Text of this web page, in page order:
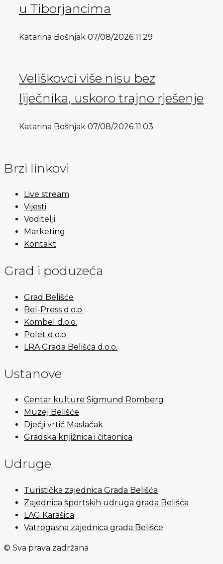
u Tiborjancima
Katarina Bošnjak 07/08/2026 11:29
Veliškovci više nisu bez
liječnika, uskoro trajno rješenje
Katarina Bošnjak 07/08/2026 11:03
Brzi linkovi
Live stream
Vijesti
Voditelji
Marketing
Kontakt
Grad i poduzeća
Grad Belišće
Bel-Press d.o.o.
Kombel d.o.o.
Polet d.o.o.
LRA Grada Belišća d.o.o.
Ustanove
Centar kulture Sigmund Romberg
Muzej Belišće
Dječji vrtić Maslačak
Gradska knjižnica i čitaonica
Udruge
Turistička zajednica Grada Belišća
Zajednica športskih udruga grada Belišća
LAG Karašica
Vatrogasna zajednica grada Belišće
© Sva prava zadržana